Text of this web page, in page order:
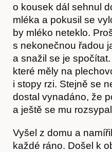
o kousek dál sehnul
mléka a pokusil se
by mléko neteklo.
s nekonečnou řadou
a snažil se je
které měly na
i stopy rzi. Stejně se
dostal vynadáno, že
a ještě se mu
Vyšel z domu a
každé ráno. Došel k